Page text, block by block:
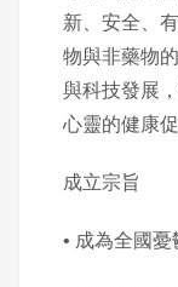
新、安全、
物與非藥物
與科技發展
心靈的健康
成⽴宗旨
• 成為全國